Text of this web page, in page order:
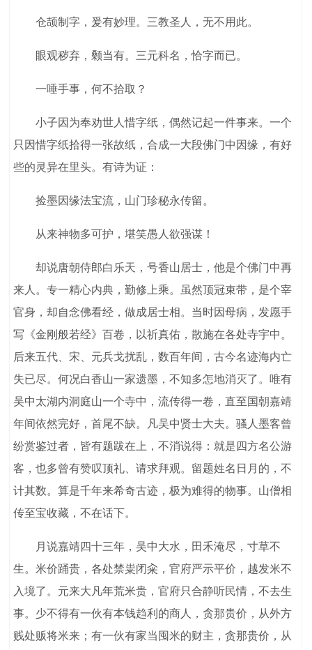
仓颉制字，爰有妙理。三教圣人，无不用此。
眼观秽弃，颡当有。三元科名，恰字而已。
一唾手事，何不拾取？
小子因为奉劝世人惜字纸，偶然记起一件事来。一个
只因惜字纸拾得一张故纸，合成一大段佛门中因缘，有好
些的灵异在里头。有诗为证：
捡墨因缘法宝流，山门珍秘永传留。
从来神物多可护，堪笑愚人欲强谋！
却说唐朝侍郎白乐天，号香山居士，他是个佛门中再
来人。专一精心内典，勤修上乘。虽然顶冠束带，是个宰
官身，却自念佛看经，做成居士相。当时因母病，发愿手
写《金刚般若经》百卷，以祈真佑，散施在各处寺宇中。
后来五代、宋、元兵戈扰乱，数百年间，古今名迹海内亡
失已尽。何况白香山一家遗墨，不知多怎地消灭了。唯有
吴中太湖内洞庭山一个寺中，流传得一卷，直至国朝嘉靖
年间依然完好，首尾不缺。凡吴中贤士大夫。骚人墨客曾
纷赏鉴过者，皆有题跋在上，不消说得：就是四方名公游
客，也多曾有赞叹顶礼、请求拜观。留题姓名日月的，不
计其数。算是千年来希奇古迹，极为难得的物事。山僧相
传至宝收藏，不在话下。
月说嘉靖四十三年，吴中大水，田禾淹尽，寸草不
生。米价踊贵，各处禁粜闭籴，官府严示平价，越发米不
入境了。元来大凡年荒米贵，官府只合静听民情，不去生
事。少不得有一伙有本钱趋利的商人，贪那贵价，从外方
贱处贩将米来；有一伙有家当囤米的财主，贪那贵价，从